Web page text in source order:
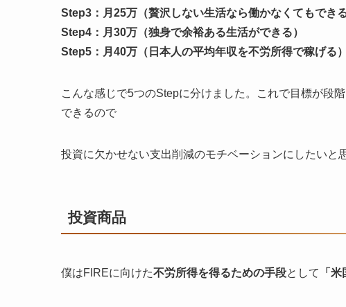
Step3：月25万（贅沢しない生活なら働かなくてもできる
Step4：月30万（独身で余裕ある生活ができる）
Step5：月40万（日本人の平均年収を不労所得で稼げる）
こんな感じで5つのStepに分けました。これで目標が段
できるので
投資に欠かせない支出削減のモチベーションにしたいと
投資商品
僕はFIREに向けた不労所得を得るための手段として 「米